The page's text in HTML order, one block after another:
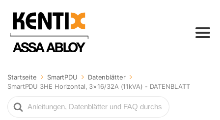
Startseite SmartPDU
Datenblätter
SmartPDU 3HE Horizontal, 3×16/32A (11kVA) - DATENBLATT
Suche
nach